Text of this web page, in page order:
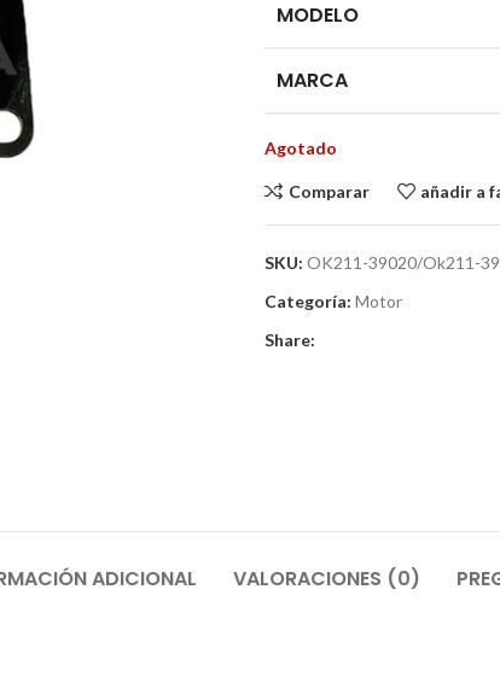
MODELO
MARCA
Agotado
Comparar añadir a
SKU: OK211-39020/Ok211-
Categoría: Motor
Share:
ADICIONAL VALORACIONES (0)